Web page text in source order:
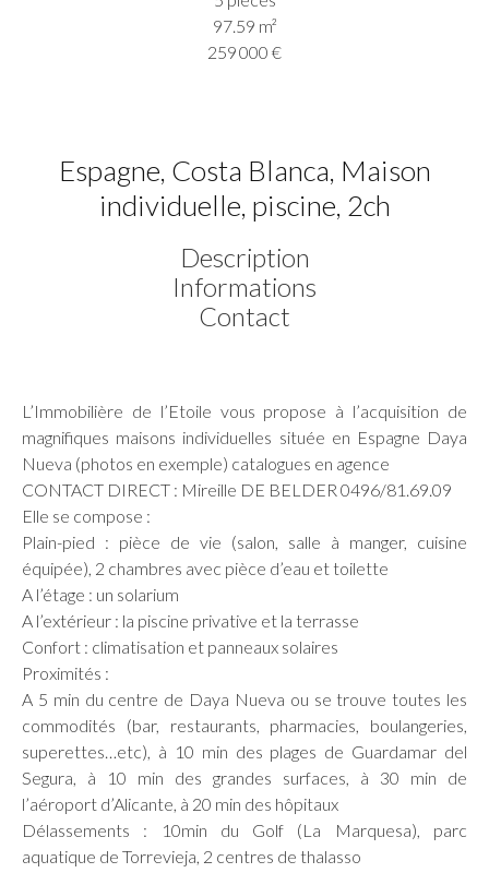
97.59 m²
259 000 €
Espagne, Costa Blanca, Maison
individuelle, piscine, 2ch
Description
Informations
Contact
L’Immobilière de l’Etoile vous propose à l’acquisition de
magnifiques maisons individuelles située en Espagne Daya
Nueva (photos en exemple) catalogues en agence
CONTACT DIRECT : Mireille DE BELDER 0496/81.69.09
Elle se compose :
Plain-pied : pièce de vie (salon, salle à manger, cuisine
équipée), 2 chambres avec pièce d’eau et toilette
A l’étage : un solarium
A l’extérieur : la piscine privative et la terrasse
Confort : climatisation et panneaux solaires
Proximités :
A 5 min du centre de Daya Nueva ou se trouve toutes les
commodités (bar, restaurants, pharmacies, boulangeries,
superettes…etc), à 10 min des plages de Guardamar del
Segura, à 10 min des grandes surfaces, à 30 min de
l’aéroport d’Alicante, à 20 min des hôpitaux
Délassements : 10min du Golf (La Marquesa), parc
aquatique de Torrevieja, 2 centres de thalasso